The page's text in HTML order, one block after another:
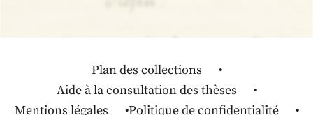
Plan des collections
Aide à la consultation des thèses
Mentions légales
Politique de confidentialité